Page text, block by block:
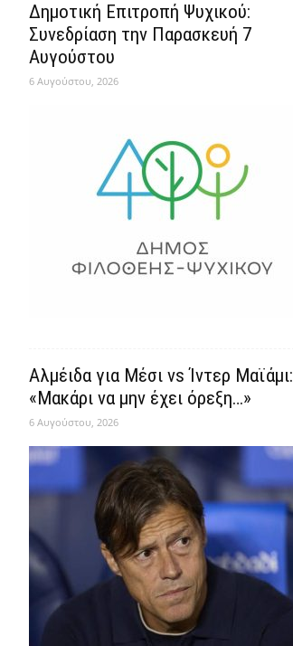
Δημοτική Επιτροπή Ψυχικού:
Συνεδρίαση την Παρασκευή 7
Αυγούστου
6 Αυγούστου, 2026
Αλμέιδα για Μέσι vs Ίντερ Μαϊάμι:
«Μακάρι να μην έχει όρεξη…»
6 Αυγούστου, 2026